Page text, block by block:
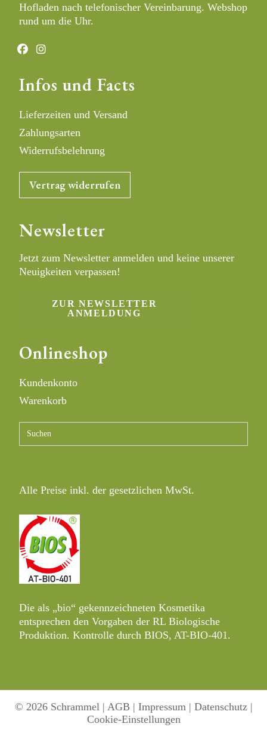
Hofladen nach telefonischer Vereinbarung. Webshop
rund um die Uhr.
new
a
new
Infos und Facts
Lieferzeiten und Versand
Zahlungsarten
Widerrufs­belehrung
Vertrag widerrufen
Newsletter
Jetzt zum Newsletter anmelden und keine unserer
Neuigkeiten verpassen!
ZUR NEWSLETTER
ANMELDUNG
Onlineshop
Kundenkonto
Warenkorb
to
Alle Preise inkl. der gesetzlichen MwSt.
Die als „bio“ gekennzeichneten Kosmetika
entsprechen den Vorgaben der RL Biologische
Produktion. Kontrolle durch BIOS, AT-BIO-401.
© 2026 Schrammel | AGB | Impressum | Datenschutz|
Cookie-Einstellungen